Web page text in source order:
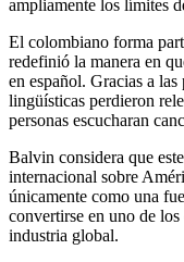
ampliamente los límites
El colombiano forma
redefinió la manera en
en español. Gracias a
lingüísticas perdieron
personas escucharan
Balvin considera que
internacional sobre
únicamente como una
convertirse en uno de
industria global.